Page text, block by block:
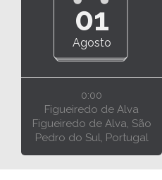
01
Agosto
0:00
Figueiredo de Alva
Figueiredo de Alva, São
Pedro do Sul, Portugal